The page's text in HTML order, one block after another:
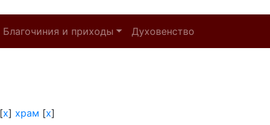
Благочиния и приходы Духовенство
[x] храм [x]